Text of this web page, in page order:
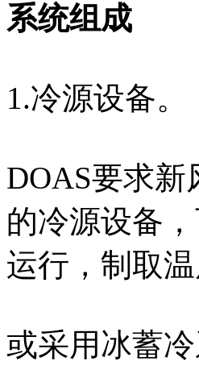
系统组成
1.冷源设备。
DOAS要求
的冷源设备
运行，制取
或采用冰蓄